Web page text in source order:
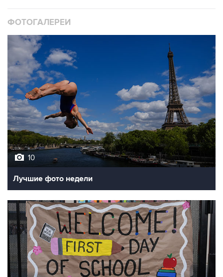
ФОТОГАЛЕРЕИ
10
Лучшие фото недели